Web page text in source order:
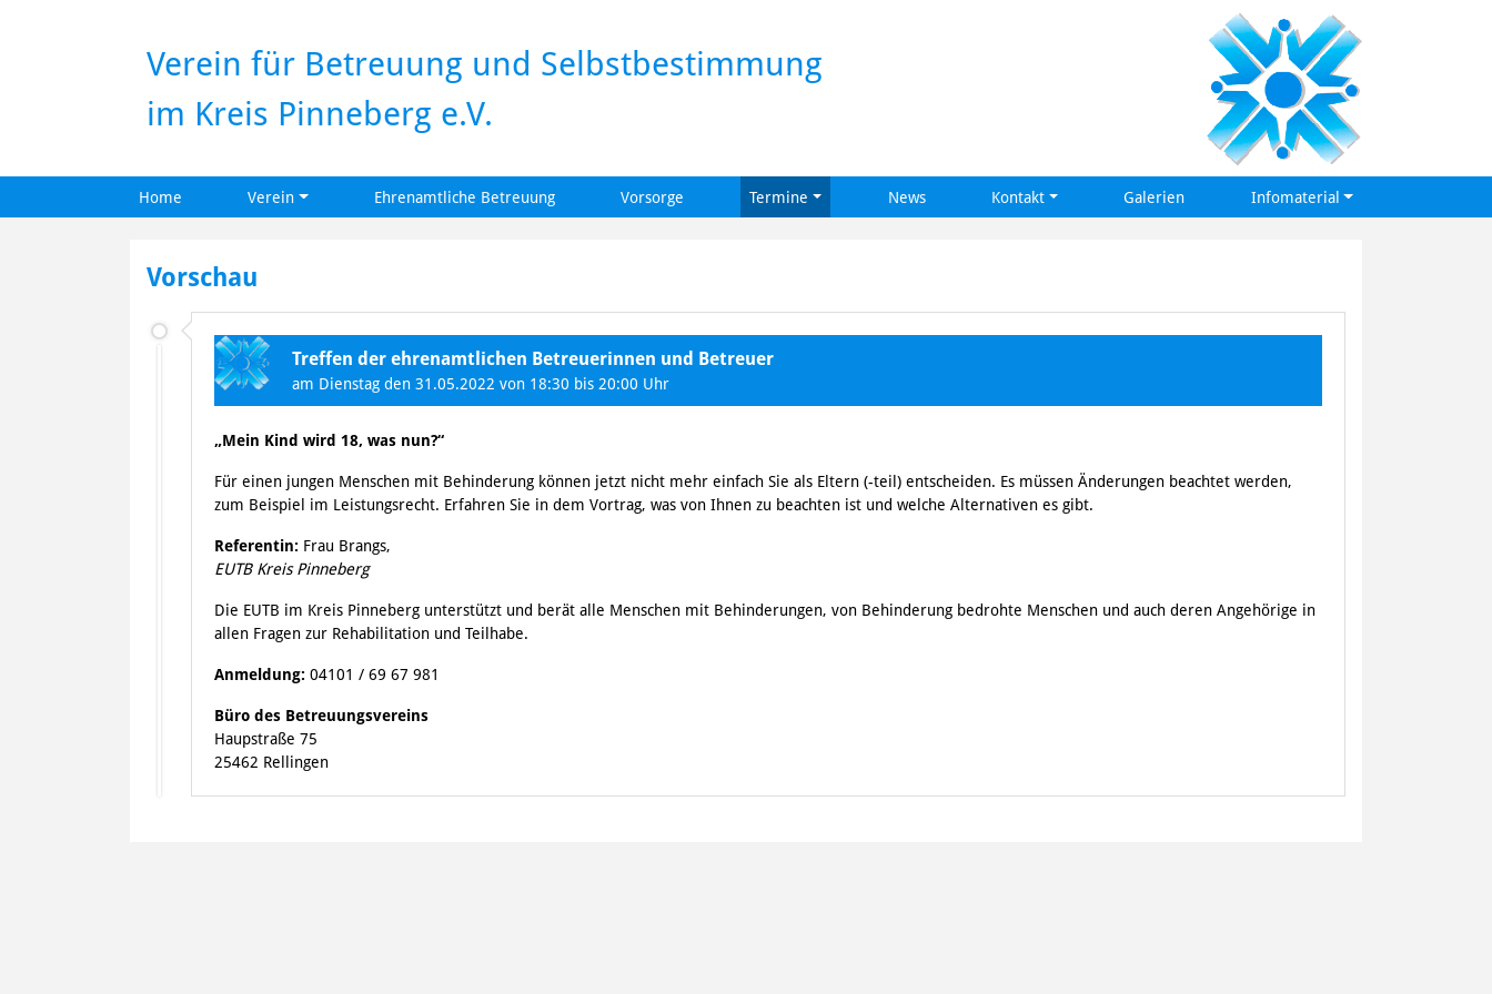
Verein für Betreuung und Selbstbestimmung
im Kreis Pinneberg e.V.
Home Verein Ehrenamtliche Betreuung Vorsorge Termine News Kontakt Galerien
Infomaterial
Vorschau
Treffen der ehrenamtlichen Betreuerinnen und Betreuer
am Dienstag den 31.05.2022 von 18:30 bis 20:00 Uhr
„Mein Kind wird 18, was nun?“
Für einen jungen Menschen mit Behinderung können jetzt nicht mehr einfach Sie als Eltern (-teil) entscheiden. Es müssen Änderungen beachtet werden,
zum Beispiel im Leistungsrecht. Erfahren Sie in dem Vortrag, was von Ihnen zu beachten ist und welche Alternativen es gibt.
Referentin: Frau Brangs,
EUTB Kreis Pinneberg
Die EUTB im Kreis Pinneberg unterstützt und berät alle Menschen mit Behinderungen, von Behinderung bedrohte Menschen und auch deren Angehörige in
allen Fragen zur Rehabilitation und Teilhabe.
Anmeldung: 04101 / 69 67 981
Büro des Betreuungsvereins
Haupstraße 75
25462 Rellingen